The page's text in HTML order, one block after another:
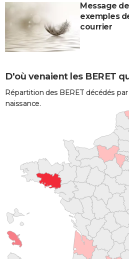
Message
exemples
courrier
D'où venaient les BERET
Répartition des BERET décédés
naissance.